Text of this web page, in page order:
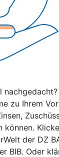
zu Ihrem
können.
der DZ
BIB. Oder